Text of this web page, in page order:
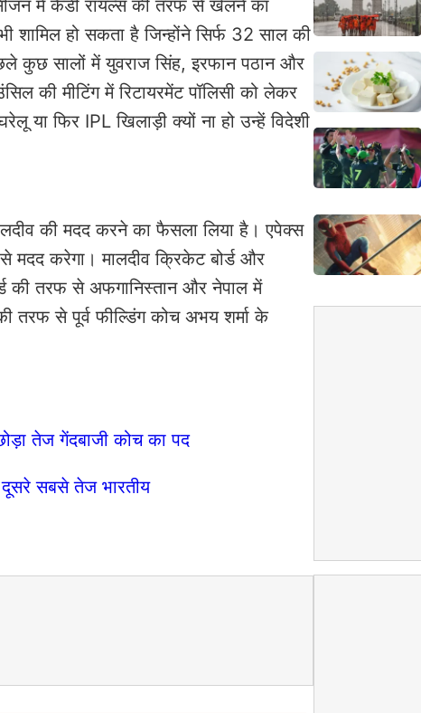
में कैंडी रॉयल्स की तरफ से खेलने का
हो सकता है जिन्होंने सिर्फ 32 साल की
कुछ सालों में युवराज सिंह, इरफान पठान और
की मीटिंग में रिटायरमेंट पॉलिसी को लेकर
या फिर IPL खिलाड़ी क्यों ना हो उन्हें विदेशी
की मदद करने का फैसला लिया है। एपेक्स
करेगा। मालदीव क्रिकेट बोर्ड और
की तरफ से अफगानिस्तान और नेपाल में
तरफ से पूर्व फील्डिंग कोच अभय शर्मा के
तेज गेंदबाजी कोच का पद
सबसे तेज भारतीय